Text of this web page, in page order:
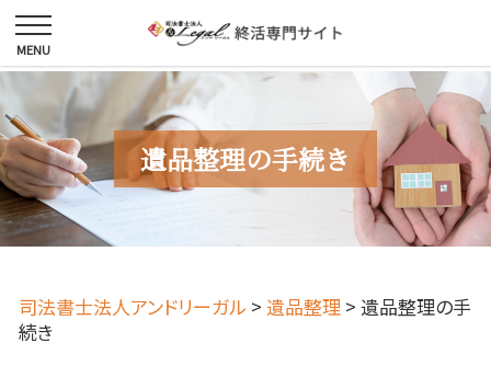
遺品整理の手続き
司法書士法人アンドリーガル > 遺品整理 > 遺品整理の手
続き